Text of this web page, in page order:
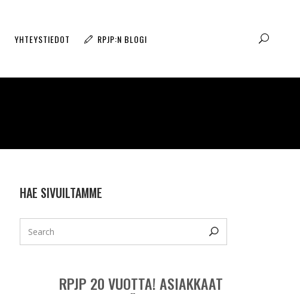
YHTEYSTIEDOT RPJP:N BLOGI
HAE SIVUILTAMME
RPJP 20 VUOTTA! ASIAKKAAT